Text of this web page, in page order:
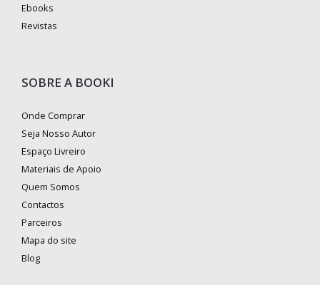
Ebooks
Revistas
SOBRE A BOOKI
Onde Comprar
Seja Nosso Autor
Espaço Livreiro
Materiais de Apoio
Quem Somos
Contactos
Parceiros
Mapa do site
Blog